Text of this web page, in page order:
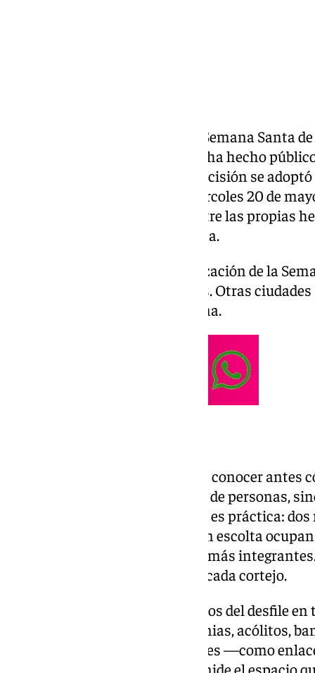
La Agrupación de Cofradías de Semana Santa
en su historia: por primera vez, ha hecho
los desfiles procesionales. La decisión se
extraordinaria celebrada el miércoles 20 de
hasta ahora solo circulaban entre las propias
disposición de cualquier persona.
El objetivo es mejorar la organización de la
ajustando horarios e itinerarios. Otras
ya venían aplicando este sistema.
Para entender los datos hay que conocer
conteo. No se cuenta el número de personas,
hermandad al desfilar. La razón es práctica:
portadores de un estandarte con escolta
aunque el segundo grupo tenga más
más real del espacio que ocupa cada cortejo.
El sistema clasifica los elementos del desfile
estáticos —nazarenos de insignias, acólitos,
se cuentan fila a fila. Los grupales —como
tienen una formación fija y se mide el espacio